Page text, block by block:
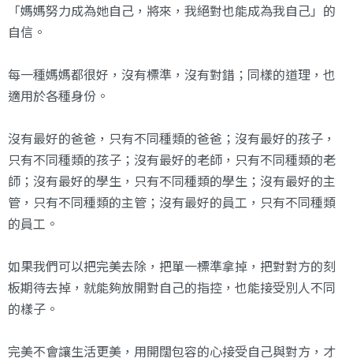
「媽媽努力成為她自己，將來，我絕對也能成為我自己」的
自信。
每一種媽媽都很好，沒有標準，沒有對錯；同樣的道理，也
適用於各種身份。
沒有最好的爸爸，只有不同種類的爸爸；沒有最好的孩子，
只有不同種類的孩子；沒有最好的老師，只有不同種類的老
師；沒有最好的學生，只有不同種類的學生；沒有最好的主
管，只有不同種類的主管；沒有最好的員工，只有不同種類
的員工。
如果我們可以把完美去除，把單一標準拿掉，把對對方的刻
板期待去掉，就能夠放開對自己的指控，也能接受別人不同
的樣子。
完美不會讓生活更美，用開闊包容的心接受自己與對方，才